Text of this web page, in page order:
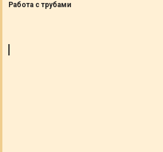
Работа с трубами